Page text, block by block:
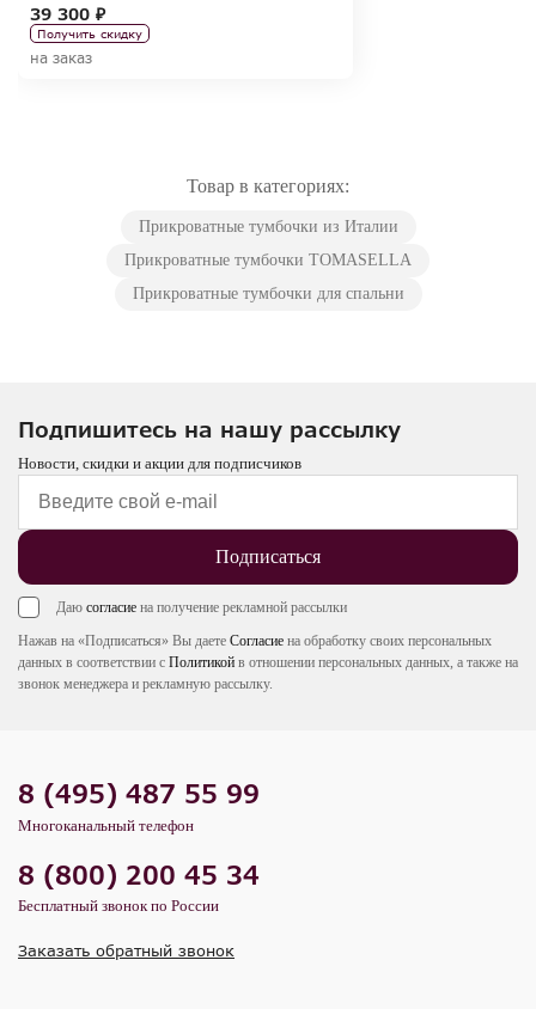
39 300 ₽
Получить скидку
на заказ
Товар в категориях:
Прикроватные тумбочки из Италии
Прикроватные тумбочки TOMASELLA
Прикроватные тумбочки для спальни
Подпишитесь на нашу рассылку
Новости, скидки и акции для подписчиков
Подписаться
Даю согласие на получение рекламной рассылки
Нажав на «Подписаться» Вы даете Согласие на обработку своих персональных
данных в соответствии с Политикой в отношении персональных данных, а также на
звонок менеджера и рекламную рассылку.
8 (495) 487 55 99
Многоканальный телефон
8 (800) 200 45 34
Бесплатный звонок по России
Заказать обратный звонок